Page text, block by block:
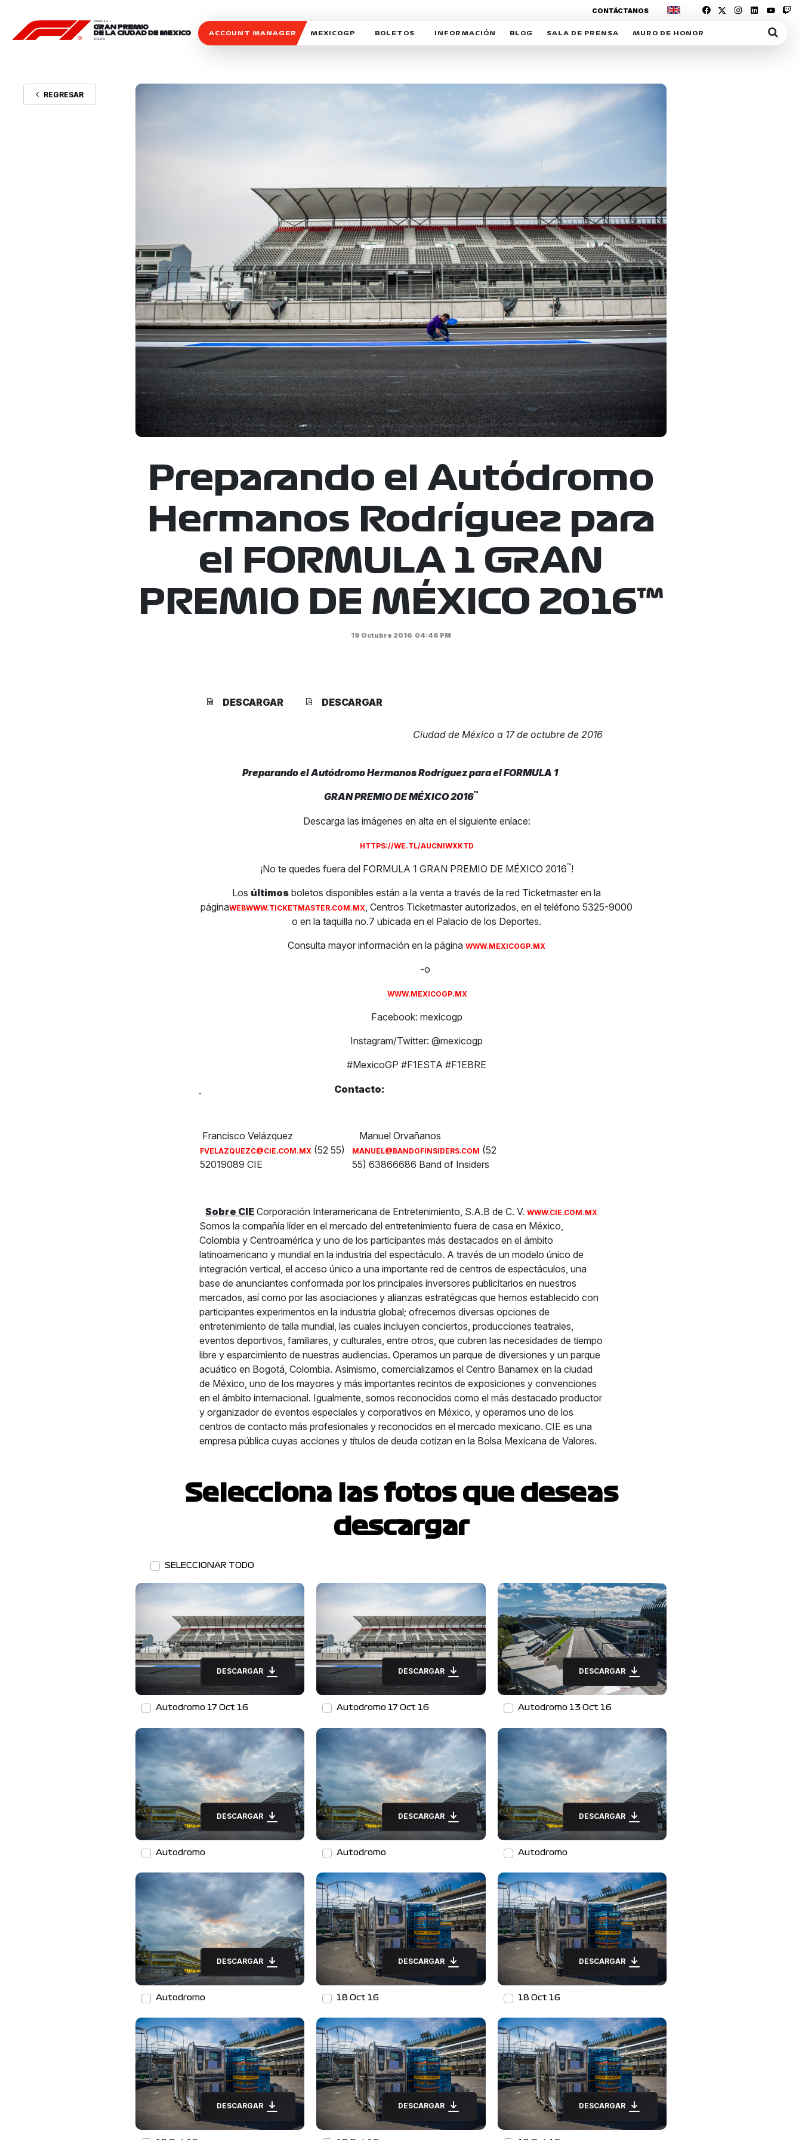
ACCOUNT MANAGER MEXICOGP BOLETOS INFORMACIÓN
DERECHO DE PRIMERA OPCIÓN
CAMPEONATO
PATROCINADORES
LEGALES TICKETMASTER
BLOG
MEXICOGP
SALA DE PRENSA
ACREDITACIONES
MURO DE HONOR
CONTÁCTANOS
REGRESAR
Preparando el Autódromo
Hermanos Rodríguez para
el FORMULA 1 GRAN
PREMIO DE MÉXICO 2016™
19 Octubre 2016 04:46 PM
DESCARGAR DESCARGAR
Ciudad de México a 17 de octubre de 2016
Preparando el Autódromo Hermanos Rodríguez para el FORMULA 1
GRAN PREMIO DE MÉXICO 2016™
Descarga las imágenes en alta en el siguiente enlace:
HTTPS://WE.TL/AUCNIWXKTD
¡No te quedes fuera del FORMULA 1 GRAN PREMIO DE MÉXICO 2016™!
Los últimos boletos disponibles están a la venta a través de la red Ticketmaster en la
páginaWEBWWW.TICKETMASTER.COM.MX, Centros Ticketmaster autorizados, en el teléfono 5325-9000
o en la taquilla no.7 ubicada en el Palacio de los Deportes.
Consulta mayor información en la páginaWWW.MEXICOGP.MX
-o
WWW.MEXICOGP.MX
Facebook: mexicogp
Instagram/Twitter: @mexicogp
#MexicoGP #F1ESTA #F1EBRE
Contacto:
Francisco Velázquez
FVELAZQUEZC@CIE.COM.MX(52 55)
52019089 CIE
Manuel Orvañanos
MANUEL@BANDOFINSIDERS.COM (52
55) 63866686 Band of Insiders
Sobre CIECorporación Interamericana de Entretenimiento, S.A.B de C. V. WWW.CIE.COM.MX
Somos la compañía líder en el mercado del entretenimiento fuera de casa en México,
Colombia y Centroamérica y uno de los participantes más destacados en el ámbito
latinoamericano y mundial en la industria del espectáculo. A través de un modelo único de
integración vertical, el acceso único a una importante red de centros de espectáculos, una
base de anunciantes conformada por los principales inversores publicitarios en nuestros
mercados, así como por las asociaciones y alianzas estratégicas que hemos establecido con
participantes experimentos en la industria global; ofrecemos diversas opciones de
entretenimiento de talla mundial, las cuales incluyen conciertos, producciones teatrales,
eventos deportivos, familiares, y culturales, entre otros, que cubren las necesidades de tiempo
libre y esparcimiento de nuestras audiencias. Operamos un parque de diversiones y un parque
acuático en Bogotá, Colombia. Asimismo, comercializamos el Centro Banamex en la ciudad
de México, uno de los mayores y más importantes recintos de exposiciones y convenciones
en el ámbito internacional. Igualmente, somos reconocidos como el más destacado productor
y organizador de eventos especiales y corporativos en México, y operamos uno de los
centros de contacto más profesionales y reconocidos en el mercado mexicano. CIE es una
empresa pública cuyas acciones y títulos de deuda cotizan en la Bolsa Mexicana de Valores.
Selecciona las fotos que deseas
descargar
SELECCIONAR TODO
DESCARGAR
Autodromo 17 Oct 16
DESCARGAR
Autodromo 17 Oct 16
DESCARGAR
Autodromo 13 Oct 16
DESCARGAR
Autodromo
DESCARGAR
Autodromo
DESCARGAR
Autodromo
DESCARGAR
Autodromo
DESCARGAR
18 Oct 16
DESCARGAR
18 Oct 16
DESCARGAR DESCARGAR DESCARGAR